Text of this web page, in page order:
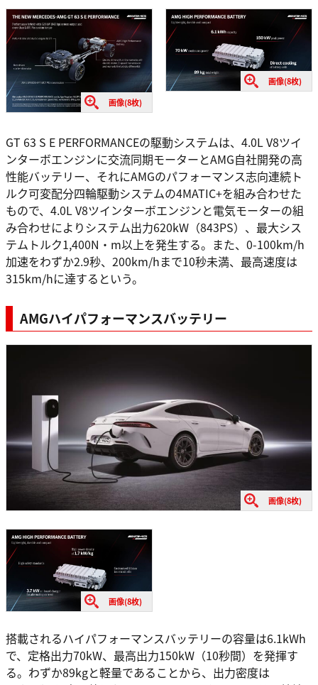
画像(8枚)
画像(8枚)
GT 63 S E PERFORMANCEの駆動システムは、4.0L V8ツイ
ンターボエンジンに交流同期モーターとAMG自社開発の高
性能バッテリー、それにAMGのパフォーマンス志向連続ト
ルク可変配分四輪駆動システムの4MATIC+を組み合わせた
もので、4.0L V8ツインターボエンジンと電気モーターの組
み合わせによりシステム出力620kW（843PS）、最大シス
テムトルク1,400N・m以上を発生する。また、0-100km/h
加速をわずか2.9秒、200km/hまで10秒未満、最高速度は
315km/hに達するという。
AMGハイパフォーマンスバッテリー
画像(8枚)
画像(8枚)
搭載されるハイパフォーマンスバッテリーの容量は6.1kWh
で、定格出力70kW、最高出力150kW（10秒間）を発揮す
る。わずか89kgと軽量であることから、出力密度は